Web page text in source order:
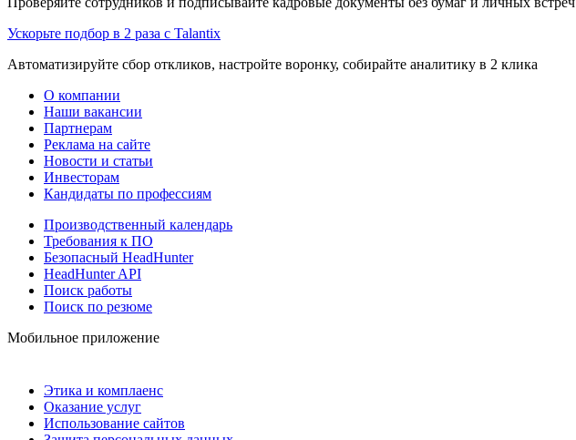
Ускорьте подбор в 2 раза с Talantix
Автоматизируйте сбор откликов, настройте воронку, собирайте аналитику в 2 клика
О компании
Наши вакансии
Партнерам
Реклама на сайте
Новости и статьи
Инвесторам
Кандидаты по профессиям
Производственный календарь
Требования к ПО
Безопасный HeadHunter
HeadHunter API
Поиск работы
Поиск по резюме
Мобильное приложение
Этика и комплаенс
Оказание услуг
Использование сайтов